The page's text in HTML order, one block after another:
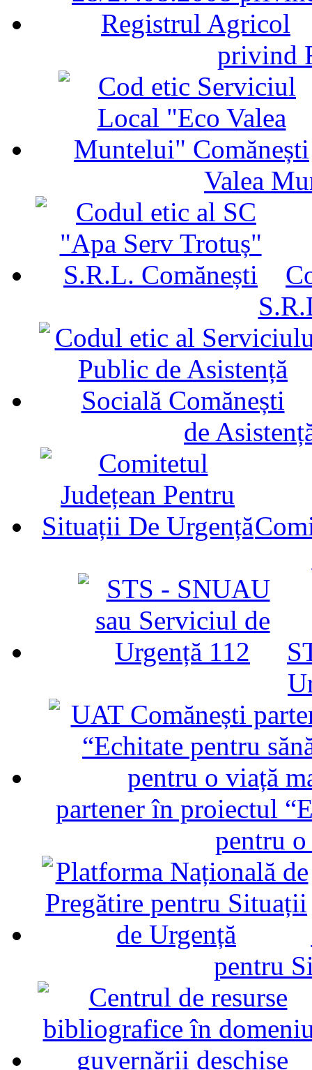
privind
Valea
de
partener în proiectul
pentru
pentru